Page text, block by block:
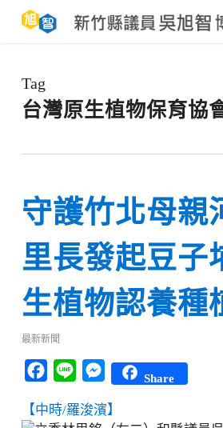
main
Tag
台灣原生植物保育協
守護竹北母親
里長發起豆子
生植物認養種
最新新聞
Facebook
Line Messenger
Share
【中時/羅浚濱】